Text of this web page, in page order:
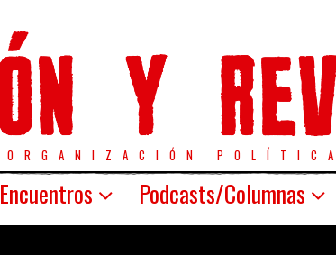
ORGANIZACIÓN POLÍTICA
Encuentros Podcasts/Columnas